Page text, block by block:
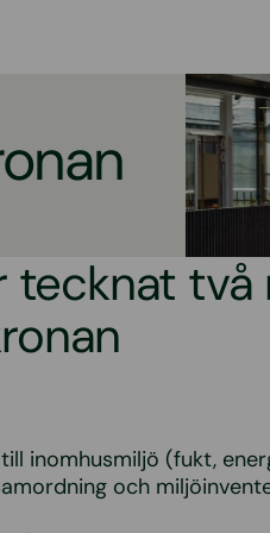
tecknat två
inomhusmiljö (fukt,
och